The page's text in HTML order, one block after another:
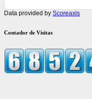
Data provided by Scoreaxis
Contador de Visitas